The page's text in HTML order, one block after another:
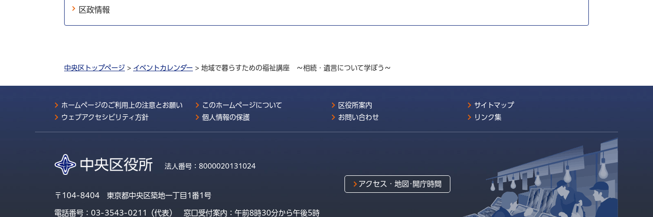
区政情報
中央区トップページ > イベントカレンダー > 地域で暮らすための福祉講座 ～相続・遺言について学ぼう～
ホームページのご利用上の注意とお願い このホームページについて 区役所案内
サイトマップ
ウェブアクセシビリティ方針
個人情報の保護 お問い合わせ リンク集
法人番号： 8000020131024
〒104-8404 東京都中央区築地一丁目1番1号
電話番号：03-3543-0211（代表） 窓口受付案内：午前8時30分から午後5時
アクセス・地図･開庁時間